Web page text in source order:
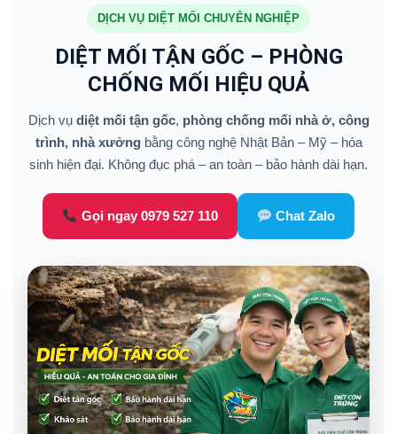
DỊCH VỤ DIỆT MỐI CHUYÊN NGHIỆP
DIỆT MỐI TẬN GỐC – PHÒNG
CHỐNG MỐI HIỆU QUẢ
Dịch vụ diệt mối tận gốc, phòng chống mối nhà ở, công
trình, nhà xưởngbằng công nghệ Nhật Bản – Mỹ – hóa
sinh hiện đại. Không đục phá – an toàn – bảo hành dài hạn.
Gọi ngay 0979 527 110 Chat Zalo